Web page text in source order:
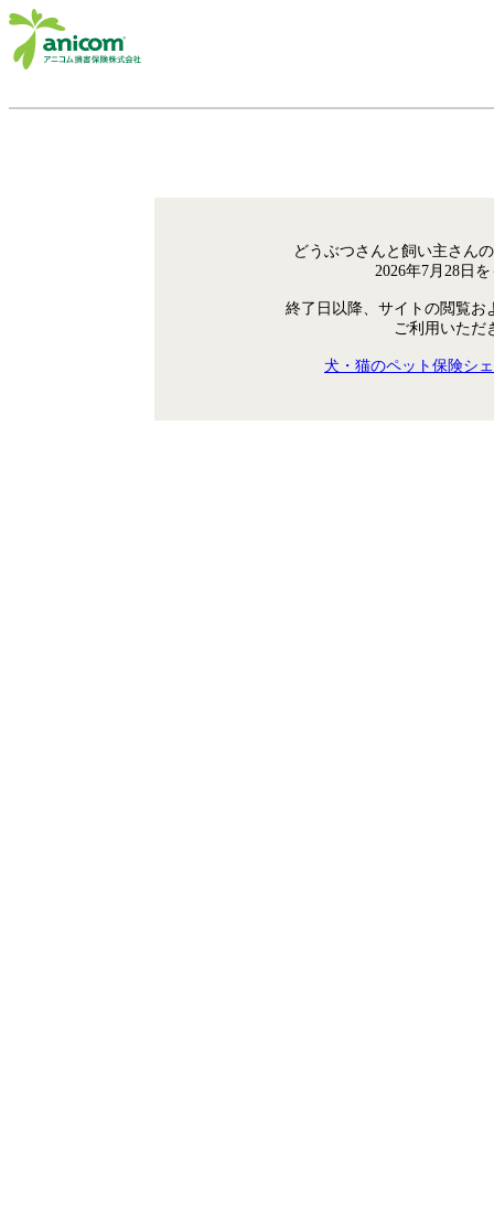
どうぶつさんと飼い主さん
2026年7月28日
終了日以降、サイトの閲覧お
ご利用いただ
犬・猫のペット保険シ